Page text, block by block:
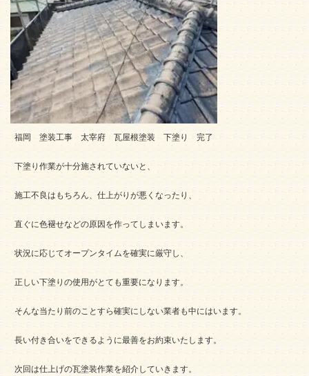
福岡 塗装工事 太宰府 瓦屋根塗装 下塗り 完了
下塗り作業が十分施されていないと、
施工不良はもちろん、仕上がりが悪くなったり、
直ぐに色褪せなどの原因を作ってしまいます。
状況に応じてオープンタイムを確実に厳守し、
正しい下塗りの使用がとても重要になります。
そんな当たり前のことすら確実にしない業者も中にはいます。
長い付き合いをできるように最善をお約束いたします。
次回は仕上げの瓦塗装作業を紹介していきます。